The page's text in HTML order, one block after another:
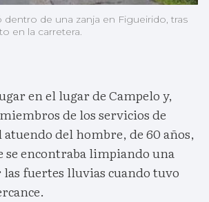
de una zanja en Figueirido, tras
en la carretera.
en el lugar de Campelo y,
de los servicios de
del hombre, de 60 años,
se encontraba limpiando una
fuertes lluvias cuando tuvo